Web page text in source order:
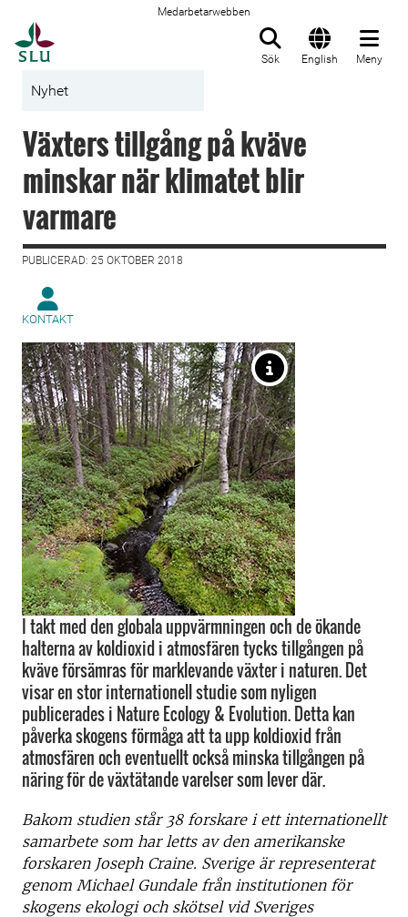
Medarbetarwebben
Sök English Meny
Nyhet
Växters tillgång på kväve
minskar när klimatet blir
varmare
PUBLICERAD: 25 OKTOBER 2018
KONTAKT
I takt med den globala uppvärmningen och de ökande
halterna av koldioxid i atmosfären tycks tillgången på
kväve försämras för marklevande växter i naturen. Det
visar en stor internationell studie som nyligen
publicerades i Nature Ecology & Evolution. Detta kan
påverka skogens förmåga att ta upp koldioxid från
atmosfären och eventuellt också minska tillgången på
näring för de växtätande varelser som lever där.
Bakom studien står 38 forskare i ett internationellt
samarbete som har letts av den amerikanske
forskaren Joseph Craine. Sverige är representerat
genom Michael Gundale från institutionen för
skogens ekologi och skötsel vid Sveriges